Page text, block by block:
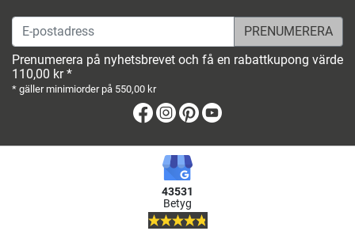
E-postadress
Prenumerera på nyhetsbrevet och få en rabattkupong värde
110,00 kr *
* gäller minimiorder på 550,00 kr
Facebook
Instagram
Pinterest
43531
Betyg